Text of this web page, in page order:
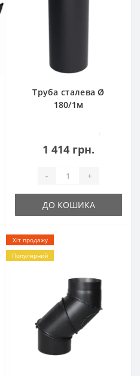
Труба сталева Ø
180/1м
1 414 грн.
- +
ДО КОШИКА
Хіт продажу
Популярний